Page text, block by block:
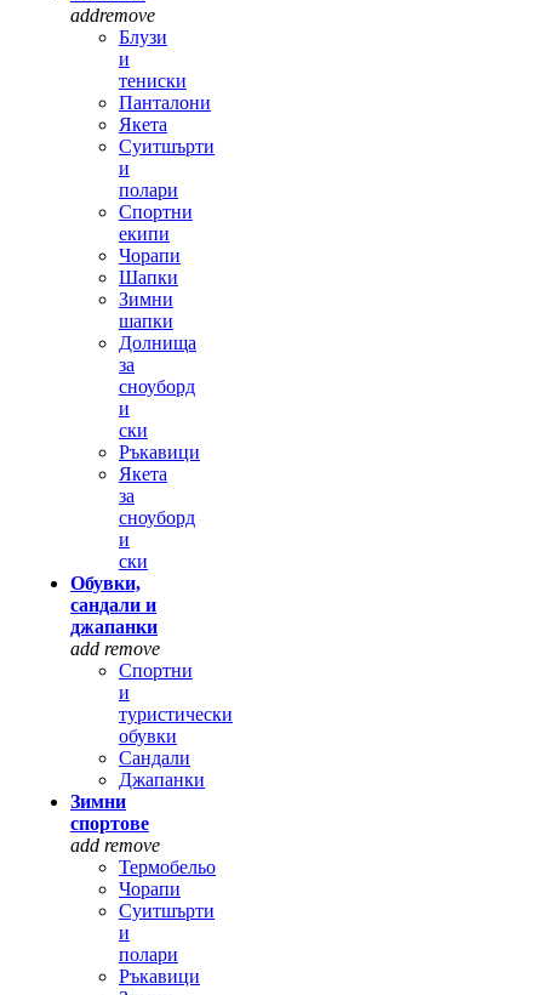
addremove
Блузи
и
тениски
Панталони
Якета
Суитшърти
и
полари
Спортни
екипи
Чорапи
Шапки
Зимни
шапки
Долнища
за
сноуборд
и
ски
Ръкавици
Якета
за
сноуборд
и
ски
Обувки,
сандали и
джапанки
add remove
Спортни
и
туристически
обувки
Сандали
Джапанки
Зимни
спортове
add remove
Термобельо
Чорапи
Суитшърти
и
полари
Ръкавици